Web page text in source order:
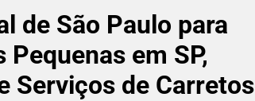
de São Paulo para
em SP,
Serviços de Carretos